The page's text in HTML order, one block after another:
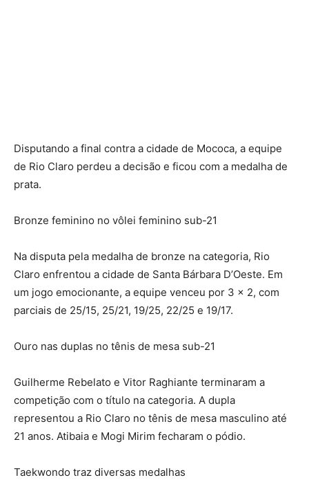
Disputando a final contra a cidade de Mococa, a equipe
de Rio Claro perdeu a decisão e ficou com a medalha de
prata.
Bronze feminino no vôlei feminino sub-21
Na disputa pela medalha de bronze na categoria, Rio
Claro enfrentou a cidade de Santa Bárbara D’Oeste. Em
um jogo emocionante, a equipe venceu por 3 x 2, com
parciais de 25/15, 25/21, 19/25, 22/25 e 19/17.
Ouro nas duplas no tênis de mesa sub-21
Guilherme Rebelato e Vitor Raghiante terminaram a
competição com o título na categoria. A dupla
representou a Rio Claro no tênis de mesa masculino até
21 anos. Atibaia e Mogi Mirim fecharam o pódio.
Taekwondo traz diversas medalhas